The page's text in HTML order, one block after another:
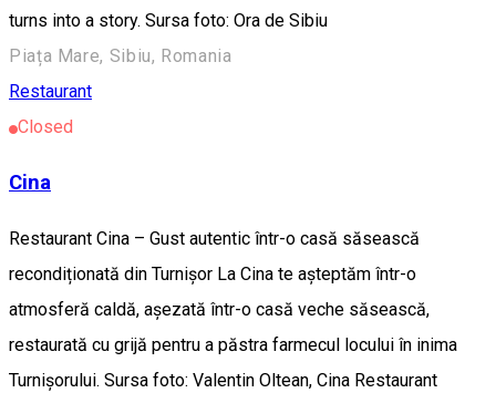
turns into a story. Sursa foto: Ora de Sibiu
Piața Mare, Sibiu, Romania
Restaurant
Closed
Cina
Restaurant Cina – Gust autentic într-o casă săsească
recondiționată din Turnișor La Cina te așteptăm într-o
atmosferă caldă, așezată într-o casă veche săsească,
restaurată cu grijă pentru a păstra farmecul locului în inima
Turnișorului. Sursa foto: Valentin Oltean, Cina Restaurant